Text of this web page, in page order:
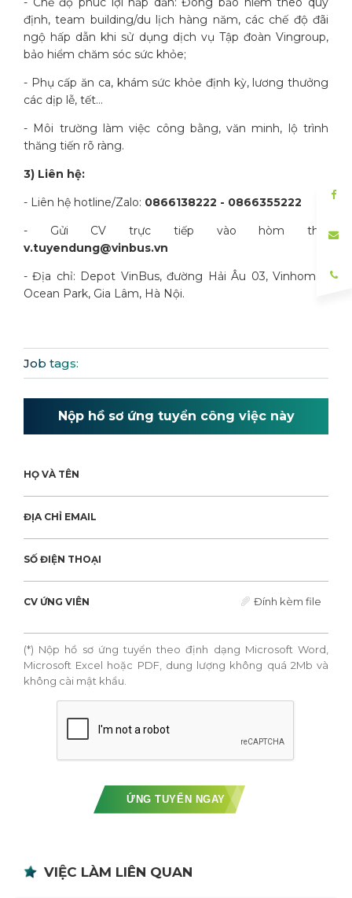
định, team building/du lịch hàng năm, các chế độ đãi
ngộ hấp dẫn khi sử dụng dịch vụ Tập đoàn Vingroup,
bảo hiểm chăm sóc sức khỏe;
- Phụ cấp ăn ca, khám sức khỏe định kỳ, lương thưởng
các dịp lễ, tết…
- Môi trường làm việc công bằng, văn minh, lộ trình
thăng tiến rõ ràng.
3) Liên hệ:
- Liên hệ hotline/Zalo: 0866138222 - 0866355222
- Gửi CV trực tiếp vào hòm thư:
v.tuyendung@vinbus.vn
- Địa chỉ: Depot VinBus, đường Hải Âu 03, Vinhomes
Ocean Park, Gia Lâm, Hà Nội.
Job tags:
Nộp hồ sơ ứng tuyển công việc này
HỌ VÀ TÊN
ĐỊA CHỈ EMAIL
SỐ ĐIỆN THOẠI
CV ỨNG VIÊN Đính kèm file
(*) Nộp hồ sơ ứng tuyển theo định dạng Microsoft Word,
Microsoft Excel hoặc PDF, dung lượng không quá 2Mb và
không cài mật khẩu.
ỨNG TUYỂN NGAY
VIỆC LÀM LIÊN QUAN